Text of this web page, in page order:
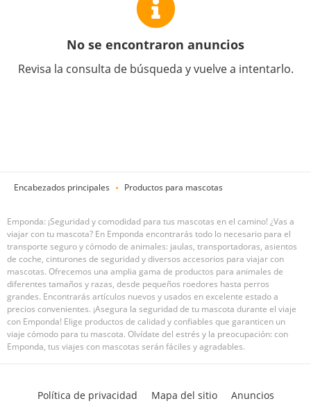
No se encontraron anuncios
Revisa la consulta de búsqueda y vuelve a intentarlo.
Encabezados principales Productos para mascotas
Emponda: ¡Seguridad y comodidad para tus mascotas en el camino! ¿Vas a
viajar con tu mascota? En Emponda encontrarás todo lo necesario para el
transporte seguro y cómodo de animales: jaulas, transportadoras, asientos
de coche, cinturones de seguridad y diversos accesorios para viajar con
mascotas. Ofrecemos una amplia gama de productos para animales de
diferentes tamaños y razas, desde pequeños roedores hasta perros
grandes. Encontrarás artículos nuevos y usados en excelente estado a
precios convenientes. ¡Asegura la seguridad de tu mascota durante el viaje
con Emponda! Elige productos de calidad y confiables que garanticen un
viaje cómodo para tu mascota. Olvídate del estrés y la preocupación: con
Emponda, tus viajes con mascotas serán fáciles y agradables.
Política de privacidad Mapa del sitio Anuncios